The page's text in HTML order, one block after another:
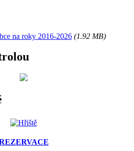
na roky 2016-2026(1.92 MB)